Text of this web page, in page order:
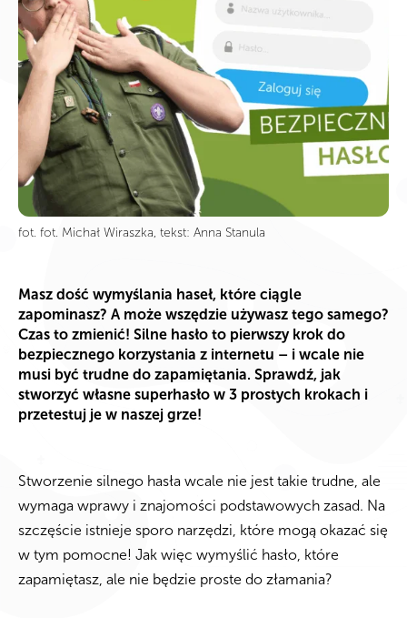
fot. fot. Michał Wiraszka, tekst: Anna Stanula
Masz dość wymyślania haseł, które ciągle
zapominasz? A może wszędzie używasz tego samego?
Czas to zmienić! Silne hasło to pierwszy krok do
bezpiecznego korzystania z internetu – i wcale nie
musi być trudne do zapamiętania. Sprawdź, jak
stworzyć własne superhasło w 3 prostych krokach i
przetestuj je w naszej grze!
Stworzenie silnego hasła wcale nie jest takie trudne, ale
wymaga wprawy i znajomości podstawowych zasad. Na
szczęście istnieje sporo narzędzi, które mogą okazać się
w tym pomocne! Jak więc wymyślić hasło, które
zapamiętasz, ale nie będzie proste do złamania?